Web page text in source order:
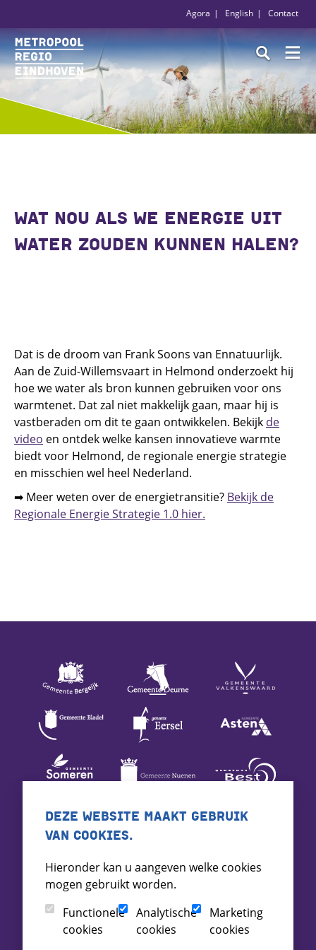
Agora English Contact
WAT NOU ALS WE ENERGIE UIT
WATER ZOUDEN KUNNEN HALEN?
Dat is de droom van Frank Soons van Ennatuurlijk.
Aan de Zuid-Willemsvaart in Helmond onderzoekt hij
hoe we water als bron kunnen gebruiken voor ons
warmtenet. Dat zal niet makkelijk gaan, maar hij is
vastberaden om dit te gaan ontwikkelen. Bekijk de
video en ontdek welke kansen innovatieve warmte
biedt voor Helmond, de regionale energie strategie
en misschien wel heel Nederland.
➡ Meer weten over de energietransitie? Bekijk de
Regionale Energie Strategie 1.0 hier.
DEZE WEBSITE MAAKT GEBRUIK
VAN COOKIES.
Hieronder kan u aangeven welke cookies
mogen gebruikt worden.
Functionele
cookies
Analytische
cookies
Marketing
cookies